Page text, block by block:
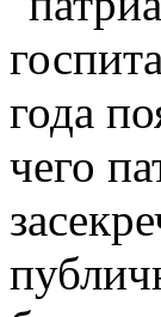
года
чего